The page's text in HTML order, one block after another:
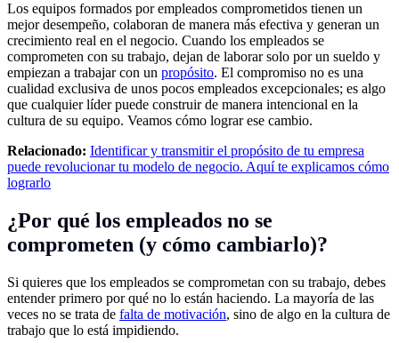
Los equipos formados por empleados comprometidos tienen un
mejor desempeño, colaboran de manera más efectiva y generan un
crecimiento real en el negocio. Cuando los empleados se
comprometen con su trabajo, dejan de laborar solo por un sueldo y
empiezan a trabajar con un propósito. El compromiso no es una
cualidad exclusiva de unos pocos empleados excepcionales; es algo
que cualquier líder puede construir de manera intencional en la
cultura de su equipo. Veamos cómo lograr ese cambio.
Relacionado: Identificar y transmitir el propósito de tu empresa
puede revolucionar tu modelo de negocio. Aquí te explicamos cómo
lograrlo
¿Por qué los empleados no se
comprometen (y cómo cambiarlo)?
Si quieres que los empleados se comprometan con su trabajo, debes
entender primero por qué no lo están haciendo. La mayoría de las
veces no se trata de falta de motivación, sino de algo en la cultura de
trabajo que lo está impidiendo.